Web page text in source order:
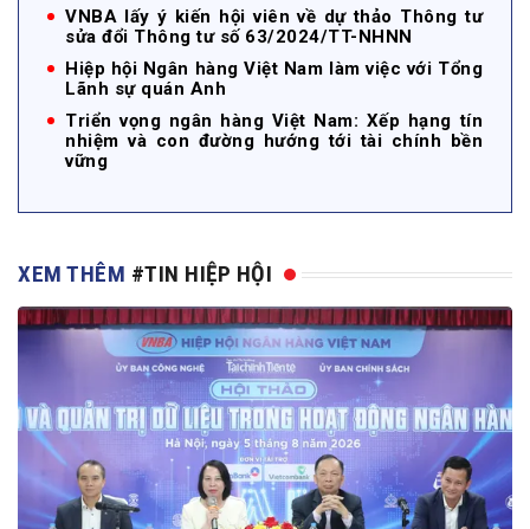
VNBA lấy ý kiến hội viên về dự thảo Thông tư
sửa đổi Thông tư số 63/2024/TT-NHNN
Hiệp hội Ngân hàng Việt Nam làm việc với Tổng
Lãnh sự quán Anh
Triển vọng ngân hàng Việt Nam: Xếp hạng tín
nhiệm và con đường hướng tới tài chính bền
vững
XEM THÊM #TIN HIỆP HỘI